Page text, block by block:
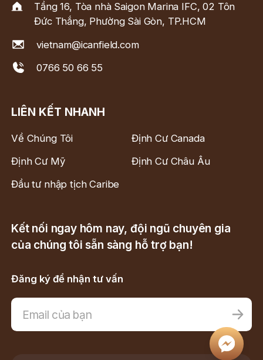
Tầng 16, Tòa nhà Saigon Marina IFC, 02 Tôn
Đức Thắng, Phường Sài Gòn, TP.HCM
vietnam@icanfield.com
0766 50 66 55
LIÊN KẾT NHANH
Về Chúng Tôi
Định Cư Canada
Định Cư Mỹ
Định Cư Châu Âu
Đầu tư nhập tịch Caribe
Kết nối ngay hôm nay, đội ngũ chuyên gia
của chúng tôi sẵn sàng hỗ trợ bạn!
Đăng ký để nhận tư vấn